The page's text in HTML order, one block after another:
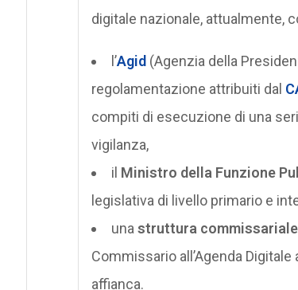
digitale nazionale, attualmente,
l’Agid(Agenzia della
regolamentazione attribuiti dal
compiti di esecuzione di una
vigilanza,
il Ministro della Funzione
legislativa di livello primario e
una struttura commissariale
Commissario all’Agenda
affianca.